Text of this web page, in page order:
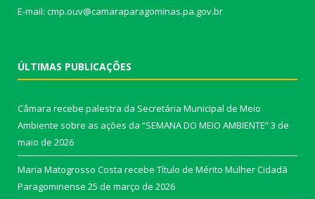
E-mail: cmp.ouv@camaraparagominas.pa.gov.br
ÚLTIMAS PUBLICAÇÕES
Câmara recebe palestra da Secretária Municipal de Meio
Ambiente sobre as ações da “SEMANA DO MEIO AMBIENTE”3 de
maio de 2026
Maria Matogrosso Costa recebe Título de Mérito Mulher Cidadã
Paragominense 25 de março de 2026